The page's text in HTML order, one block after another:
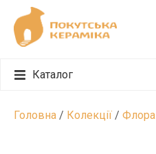
Каталог
Головна / Колекції / Флора